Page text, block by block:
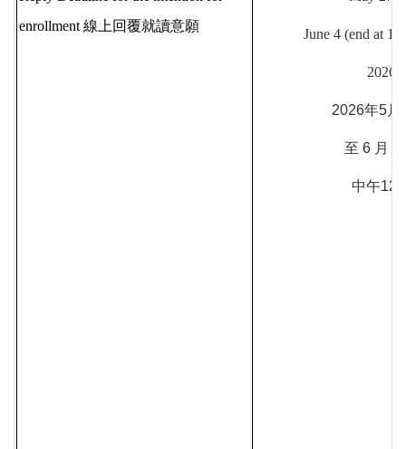
enrollment 線上回覆就讀意願
June 4 (end at
2026
2026年5月
至 6 月 4
中午12